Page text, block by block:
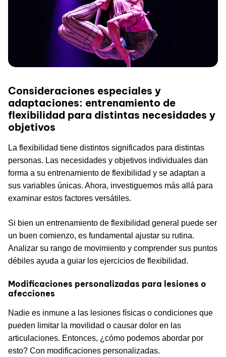
Consideraciones especiales y
adaptaciones: entrenamiento de
flexibilidad para distintas necesidades y
objetivos
La flexibilidad tiene distintos significados para distintas
personas. Las necesidades y objetivos individuales dan
forma a su entrenamiento de flexibilidad y se adaptan a
sus variables únicas. Ahora, investiguemos más allá para
examinar estos factores versátiles.
Si bien un entrenamiento de flexibilidad general puede ser
un buen comienzo, es fundamental ajustar su rutina.
Analizar su rango de movimiento y comprender sus puntos
débiles ayuda a guiar los ejercicios de flexibilidad.
Modificaciones personalizadas para lesiones o
afecciones
Nadie es inmune a las lesiones físicas o condiciones que
pueden limitar la movilidad o causar dolor en las
articulaciones. Entonces, ¿cómo podemos abordar por
esto? Con modificaciones personalizadas.